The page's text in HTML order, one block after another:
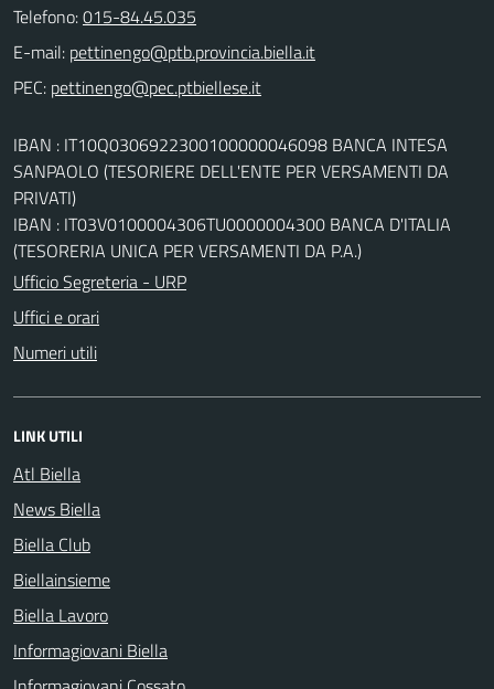
Telefono:015-84.45.035
E-mail:
PEC:
IBAN : IT10Q0306922300100000046098 BANCA INTESA
SANPAOLO (TESORIERE DELL'ENTE PER VERSAMENTI DA
PRIVATI)
IBAN : IT03V0100004306TU0000004300 BANCA D'ITALIA
(TESORERIA UNICA PER VERSAMENTI DA P.A.)
Ufficio Segreteria - URP
Uffici e orari
Numeri utili
LINK UTILI
Atl Biella
News Biella
Biella Club
Biellainsieme
Biella Lavoro
Informagiovani Biella